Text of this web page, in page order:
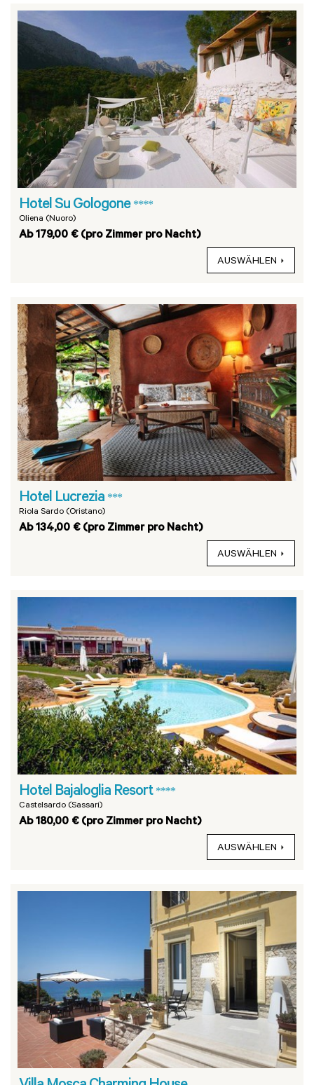
Hotel Su Gologone ****
Oliena (Nuoro)
Ab 179,00 € (pro Zimmer pro Nacht)
AUSWÄHLEN
Hotel Lucrezia ***
Riola Sardo (Oristano)
Ab 134,00 € (pro Zimmer pro Nacht)
AUSWÄHLEN
Hotel Bajaloglia Resort ****
Castelsardo (Sassari)
Ab 180,00 € (pro Zimmer pro Nacht)
AUSWÄHLEN